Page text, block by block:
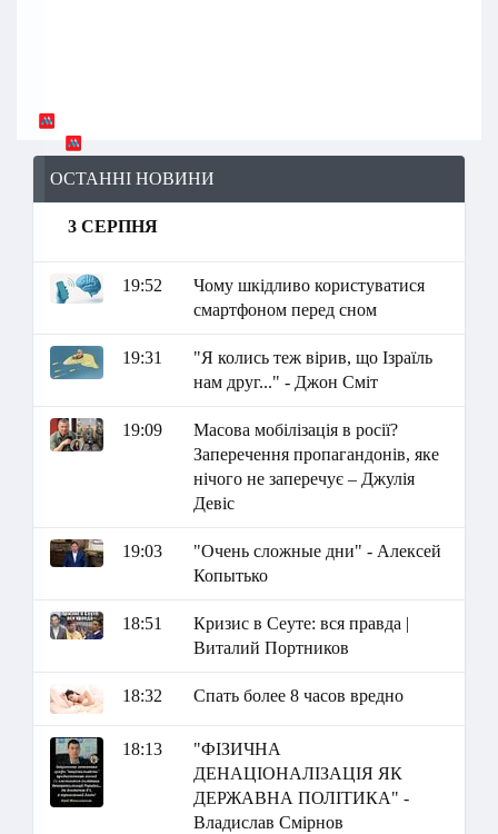
ОСТАННІ НОВИНИ
3 СЕРПНЯ
19:52
Чому шкідливо користуватися
смартфоном перед сном
19:31
"Я колись теж вірив, що Ізраїль
нам друг..." - Джон Сміт
19:09
Масова мобілізація в росії?
Заперечення пропагандонів, яке
нічого не заперечує – Джулія
Девіс
19:03
"Очень сложные дни" - Алексей
Копытько
18:51
Кризис в Сеуте: вся правда |
Виталий Портников
18:32 Спать более 8 часов вредно
18:13
"ФІЗИЧНА
ДЕНАЦІОНАЛІЗАЦІЯ ЯК
ДЕРЖАВНА ПОЛІТИКА" -
Владислав Смірнов